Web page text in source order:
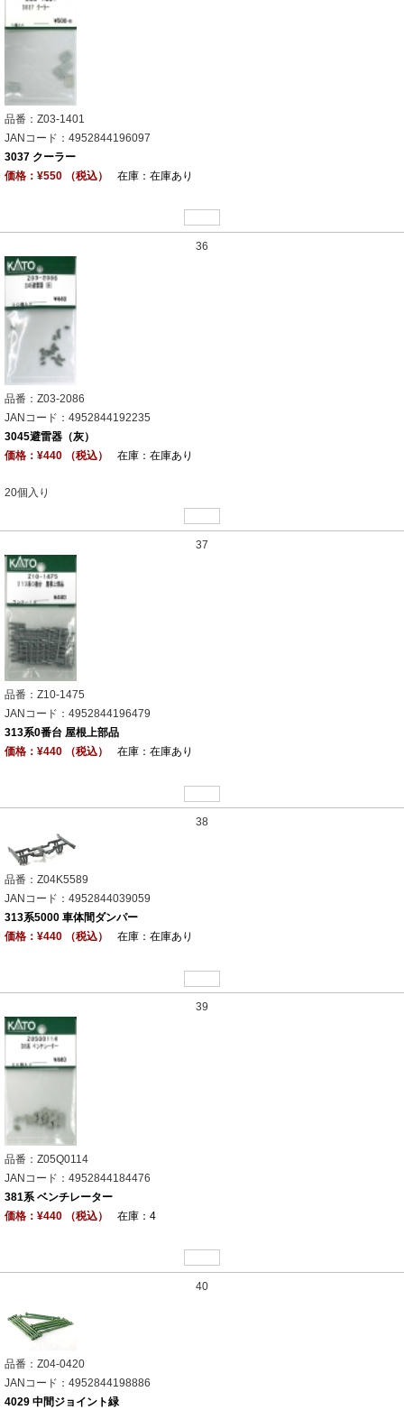
品番：Z03-1401
JANコード：4952844196097
3037 クーラー
価格：¥550 （税込）
在庫：在庫あり
36
品番：Z03-2086
JANコード：4952844192235
3045避雷器（灰）
価格：¥440 （税込）
在庫：在庫あり
20個入り
37
品番：Z10-1475
JANコード：4952844196479
313系0番台 屋根上部品
価格：¥440 （税込）
在庫：在庫あり
38
品番：Z04K5589
JANコード：4952844039059
313系5000 車体間ダンパー
価格：¥440 （税込）
在庫：在庫あり
39
品番：Z05Q0114
JANコード：4952844184476
381系 ベンチレーター
価格：¥440 （税込）
在庫：4
40
品番：Z04-0420
JANコード：4952844198886
4029 中間ジョイント緑